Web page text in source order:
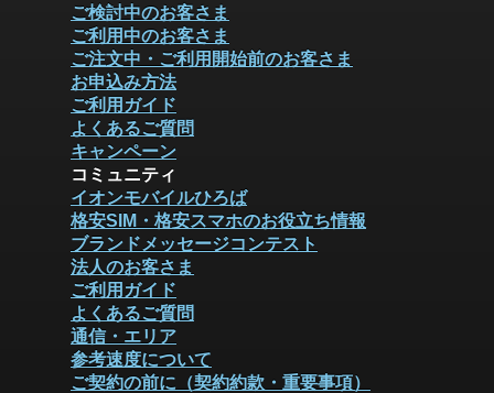
ご検討中のお客さま
ご利用中のお客さま
ご注文中・ご利用開始前のお客さま
お申込み方法
ご利用ガイド
よくあるご質問
キャンペーン
コミュニティ
イオンモバイルひろば
格安SIM・格安スマホのお役立ち情報
ブランドメッセージコンテスト
法人のお客さま
ご利用ガイド
よくあるご質問
通信・エリア
参考速度について
ご契約の前に（契約約款・重要事項）